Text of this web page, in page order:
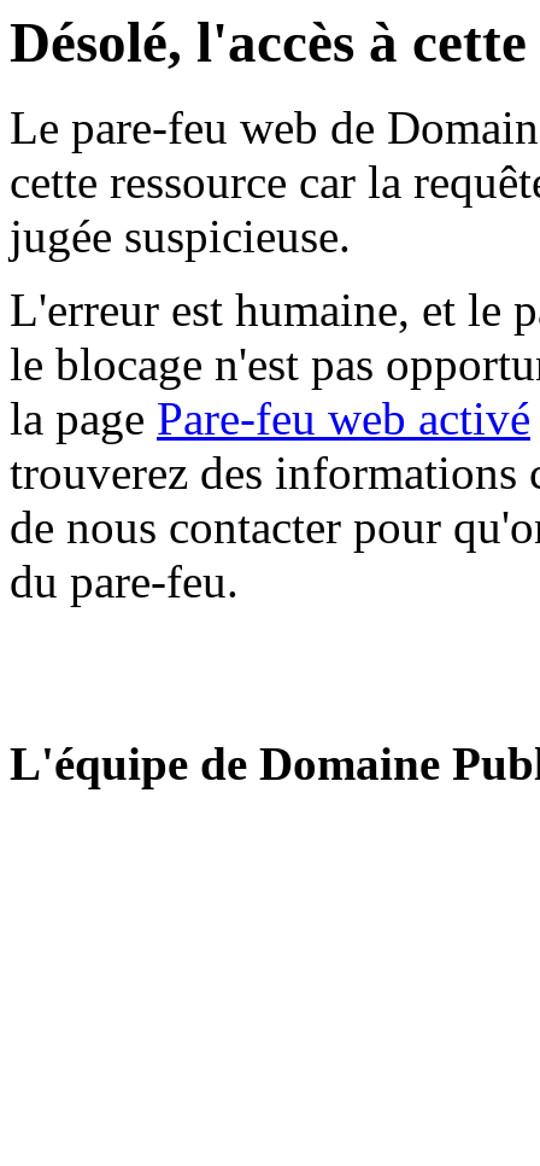
Désolé, l'accès à
Le pare-feu web de
cette ressource car la
jugée suspicieuse.
L'erreur est humaine, et le
le blocage n'est pas
la page Pare-feu web activé
trouverez des informations
de nous contacter pour
du pare-feu.
L'équipe de Domaine